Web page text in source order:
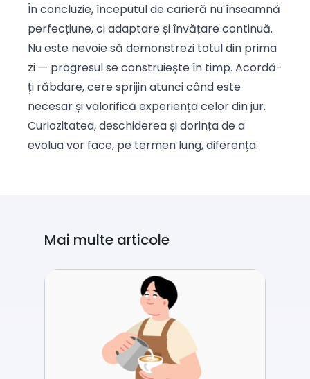
În concluzie, începutul de carieră nu înseamnă
perfecțiune, ci adaptare și învățare continuă.
Nu este nevoie să demonstrezi totul din prima
zi — progresul se construiește în timp. Acordă-
ți răbdare, cere sprijin atunci când este
necesar și valorifică experiența celor din jur.
Curiozitatea, deschiderea și dorința de a
evolua vor face, pe termen lung, diferența.
Mai multe articole